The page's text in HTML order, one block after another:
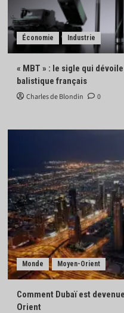
Économie Industrie
« MBT » : le sigle qui
balistique français
Charles de Blondin 0
Monde Moyen-Orient
Comment Dubaï est
Orient